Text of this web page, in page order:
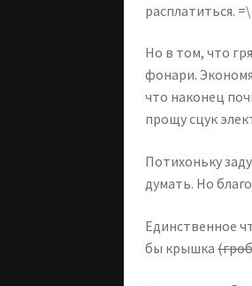
расплатиться. =\
Но в том, что
фонари.
что наконец
прощу сцук
Потихоньку
думать. Но
Единственное
бы крышка